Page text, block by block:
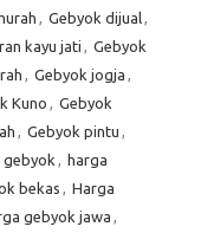
, Gebyok dijual,
kayu jati , Gebyok
, Gebyok jogja ,
Kuno , Gebyok
, Gebyok pintu ,
gebyok , harga
bekas , Harga
gebyok jawa ,